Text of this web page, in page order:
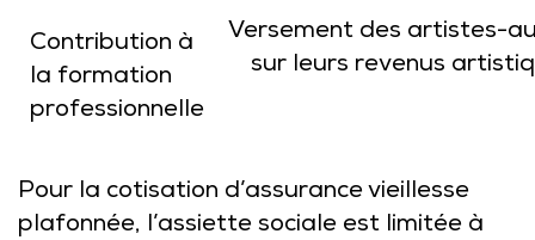
Contribution à
la formation
professionnelle
Versement des artistes-
sur leurs revenus
Pour la cotisation d’assurance vieillesse
plafonnée, l’assiette sociale est limitée à